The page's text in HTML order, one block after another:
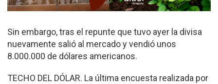
Sin embargo, tras el repunte que tuvo ayer la divisa
nuevamente salió al mercado y vendió unos
8.000.000 de dólares americanos.
TECHO DEL DÓLAR. La última encuesta realizada por